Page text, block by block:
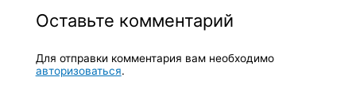
Оставьте комментарий
Для отправки комментария вам необходимо
авторизоваться.